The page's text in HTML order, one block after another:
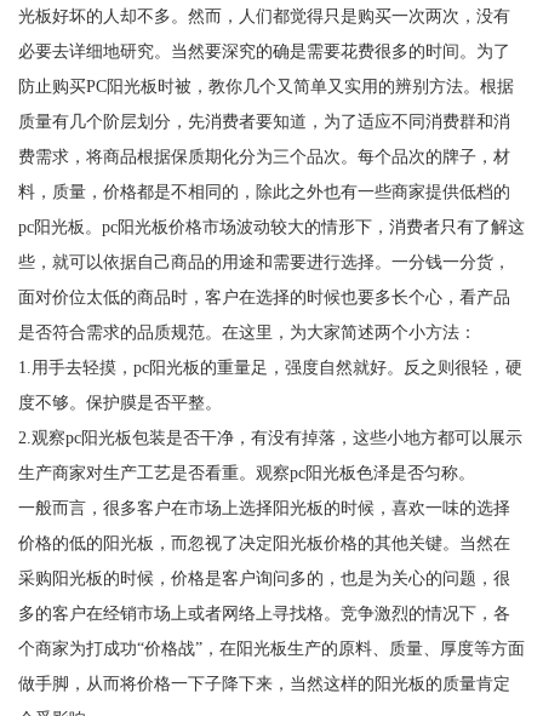
光板好坏的人却不多。然而，人们都觉得只是购买一次两次，没有
必要去详细地研究。当然要深究的确是需要花费很多的时间。为了
防止购买PC阳光板时被，教你几个又简单又实用的辨别方法。根据
质量有几个阶层划分，先消费者要知道，为了适应不同消费群和消
费需求，将商品根据保质期化分为三个品次。每个品次的牌子，材
料，质量，价格都是不相同的，除此之外也有一些商家提供低档的
pc阳光板。pc阳光板价格市场波动较大的情形下，消费者只有了解这
些，就可以依据自己商品的用途和需要进行选择。一分钱一分货，
面对价位太低的商品时，客户在选择的时候也要多长个心，看产品
是否符合需求的品质规范。在这里，为大家简述两个小方法：
1.用手去轻摸，pc阳光板的重量足，强度自然就好。反之则很轻，硬
度不够。保护膜是否平整。
2.观察pc阳光板包装是否干净，有没有掉落，这些小地方都可以展示
生产商家对生产工艺是否看重。观察pc阳光板色泽是否匀称。
一般而言，很多客户在市场上选择阳光板的时候，喜欢一味的选择
价格的低的阳光板，而忽视了决定阳光板价格的其他关键。当然在
采购阳光板的时候，价格是客户询问多的，也是为关心的问题，很
多的客户在经销市场上或者网络上寻找格。竞争激烈的情况下，各
个商家为打成功“价格战”，在阳光板生产的原料、质量、厚度等方面
做手脚，从而将价格一下子降下来，当然这样的阳光板的质量肯定